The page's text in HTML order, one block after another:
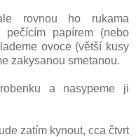
rovnou ho rukama
pečícím papírem (nebo
ovoce (větší kusy
zakysanou smetanou.
a nasypeme ji
zatím kynout, cca čtvrt